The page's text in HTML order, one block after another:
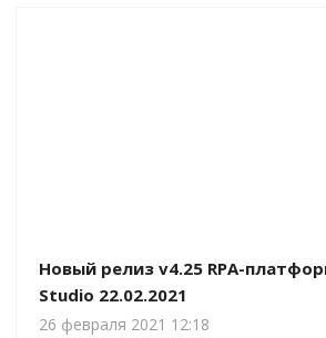
Новый релиз v4.25 RPA-
Studio 22.02.2021
26 февраля 2021 12:18